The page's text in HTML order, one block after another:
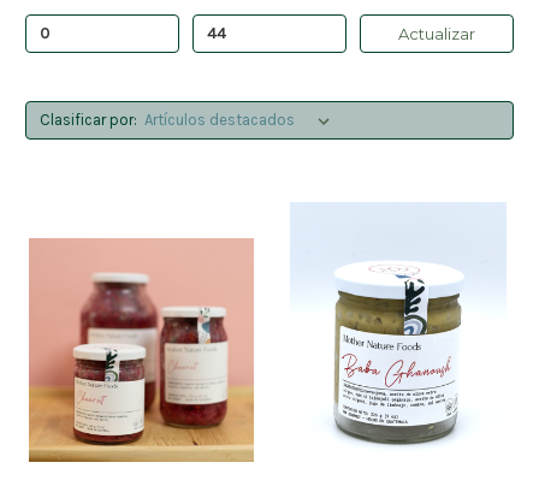
Actualizar
Clasificar por: